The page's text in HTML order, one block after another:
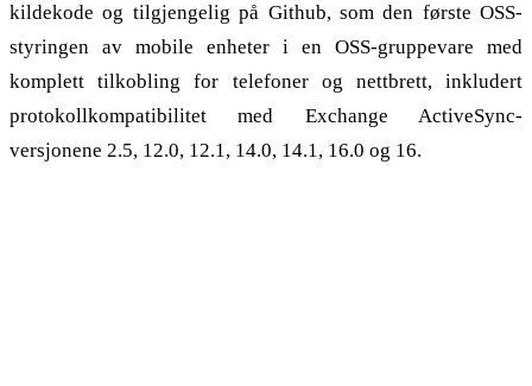
kildekode og tilgjengelig på Github, som den første OSS-
styringen av mobile enheter i en OSS-gruppevare med
komplett tilkobling for telefoner og nettbrett, inkludert
protokollkompatibilitet med Exchange ActiveSync-
versjonene 2.5, 12.0, 12.1, 14.0, 14.1, 16.0 og 16.